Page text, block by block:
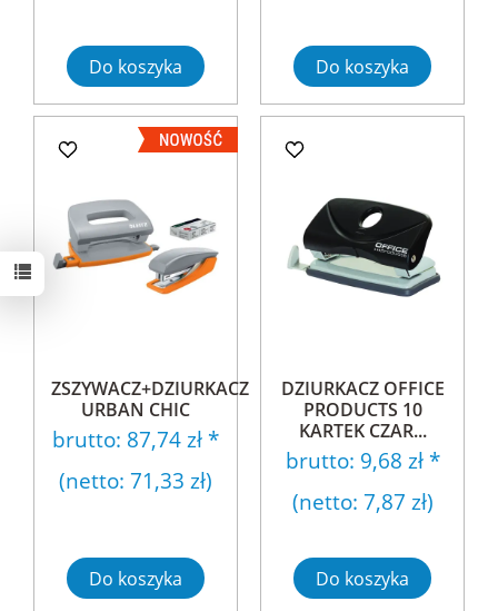
Do koszyka Do koszyka
ZSZYWACZ+DZIURKACZ
URBAN CHIC
brutto: 87,74 zł *
(netto: 71,33 zł)
Do koszyka
DZIURKACZ OFFICE
PRODUCTS 10
KARTEK CZAR...
brutto: 9,68 zł*
(netto: 7,87 zł)
Do koszyka